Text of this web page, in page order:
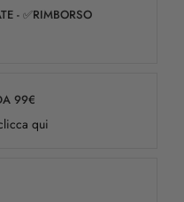
- ✅RIMBORSO
99€
qui